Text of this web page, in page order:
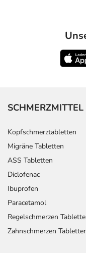
SCHMERZMITTEL
Kopfschmerztabletten
Migräne Tabletten
ASS Tabletten
Diclofenac
Ibuprofen
Paracetamol
Regelschmerzen
Zahnschmerzen